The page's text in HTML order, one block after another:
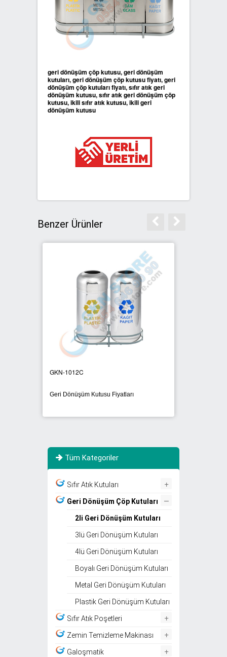
geri dönüşüm çöp kutusu, geri dönüşüm
kutuları, geri dönüşüm çöp kutusu fiyatı, geri
dönüşüm çöp kutuları fiyatı, sıfır atık geri
dönüşüm kutusu, sıfır atık geri dönüşüm çöp
kutusu, ikili sıfır atık kutusu, ikili geri
dönüşüm kutusu
Benzer Ürünler
Geri Dönüşüm Atık Kutusu
Tüm Kategoriler
Sıfır Atık Kutuları +
Geri Dönüşüm Çöp Kutuları –
2li Geri Dönüşüm Kutuları
3lü Geri Dönüşüm Kutuları
4lü Geri Dönüşüm Kutuları
Boyalı Geri Dönüşüm Kutuları
Metal Geri Dönüşüm Kutuları
Plastik Geri Dönüşüm Kutuları
Sıfır Atık Poşetleri +
Zemin Temizleme Makinası +
Galoşmatik +